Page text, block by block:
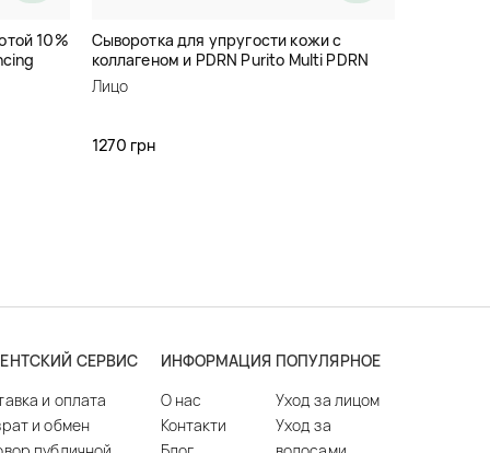
10%
Сыворотка для упругости кожи с
коллагеном и PDRN Purito Multi PDRN
Collagen EGF Serum
Лицо
1270 грн
СЕРВИС
и оплата
и обмен
ИНФОРМАЦИЯ
О нас
Контакти
ПОПУЛЯРНОЕ
Уход за лицом
Уход за